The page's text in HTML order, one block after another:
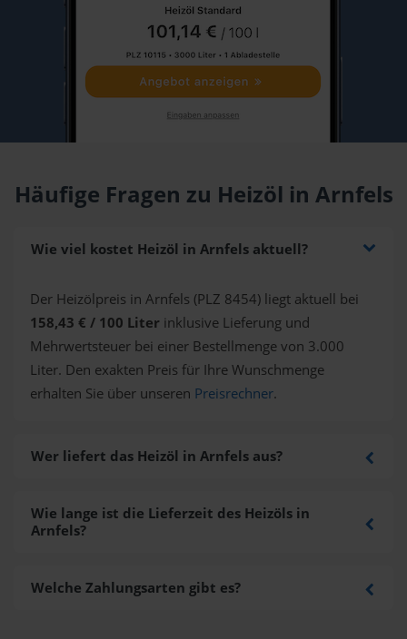
Häufige Fragen zu Heizöl in Arnfels
Wie viel kostet Heizöl in Arnfels aktuell?
Der Heizölpreis in Arnfels (PLZ 8454) liegt aktuell bei
158,43 € / 100 Liter inklusive Lieferung und
Mehrwertsteuer bei einer Bestellmenge von 3.000
Liter. Den exakten Preis für Ihre Wunschmenge
erhalten Sie über unseren Preisrechner.
Wer liefert das Heizöl in Arnfels aus?
Wie lange ist die Lieferzeit des Heizöls in
Arnfels?
Welche Zahlungsarten gibt es?